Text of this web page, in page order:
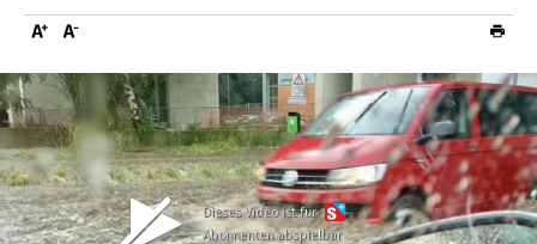
Dieses Video ist für
Abonnenten abspielbar